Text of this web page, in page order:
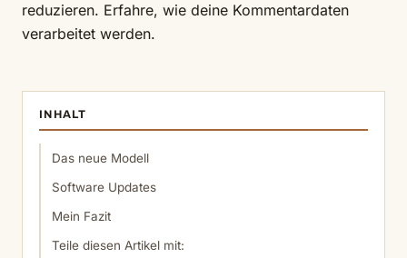
reduzieren. Erfahre, wie deine Kommentardaten
verarbeitet werden.
INHALT
Das neue Modell
Software Updates
Mein Fazit
Teile diesen Artikel mit: